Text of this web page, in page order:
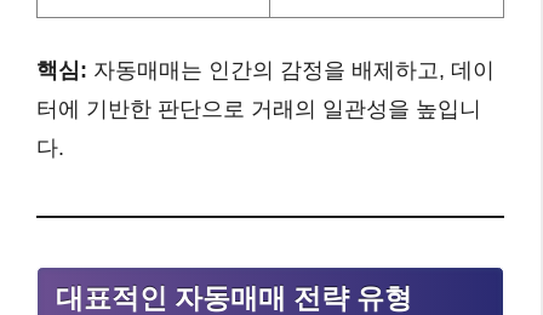
핵심: 자동매매는 인간의 감정을 배제하고, 데이
터에 기반한 판단으로 거래의 일관성을 높입니
다.
대표적인 자동매매 전략 유형